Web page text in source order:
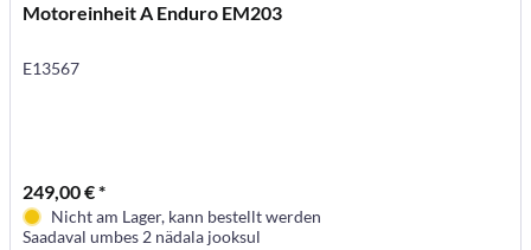
Motoreinheit A Enduro EM203
E13567
249,00 € *
Nicht am Lager, kann bestellt werden
Saadaval umbes 2 nädala jooksul